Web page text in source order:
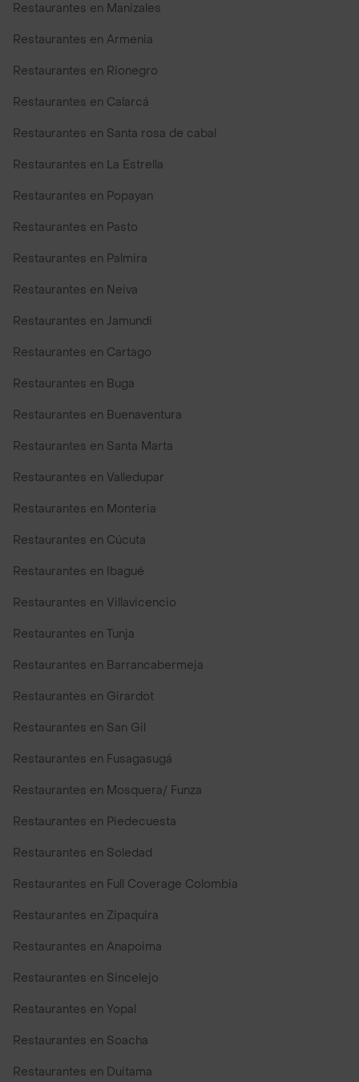
Restaurantes en Manizales
Restaurantes en Armenia
Restaurantes en Rionegro
Restaurantes en Calarcá
Restaurantes en Santa rosa de cabal
Restaurantes en La Estrella
Restaurantes en Popayan
Restaurantes en Pasto
Restaurantes en Palmira
Restaurantes en Neiva
Restaurantes en Jamundi
Restaurantes en Cartago
Restaurantes en Buga
Restaurantes en Buenaventura
Restaurantes en Santa Marta
Restaurantes en Valledupar
Restaurantes en Monteria
Restaurantes en Cúcuta
Restaurantes en Ibagué
Restaurantes en Villavicencio
Restaurantes en Tunja
Restaurantes en Barrancabermeja
Restaurantes en Girardot
Restaurantes en San Gil
Restaurantes en Fusagasugá
Restaurantes en Mosquera/ Funza
Restaurantes en Piedecuesta
Restaurantes en Soledad
Restaurantes en Full Coverage Colombia
Restaurantes en Zipaquira
Restaurantes en Anapoima
Restaurantes en Sincelejo
Restaurantes en Yopal
Restaurantes en Soacha
Restaurantes en Duitama